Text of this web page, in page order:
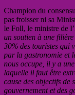
Champion du
pas froisser ni sa
le Foll, le ministre de
un soutien à une
30% des touristes qui
par la gastronomie et
nous occupe, il y a
laquelle il faut être
cause des objectifs de
gouvernement et des